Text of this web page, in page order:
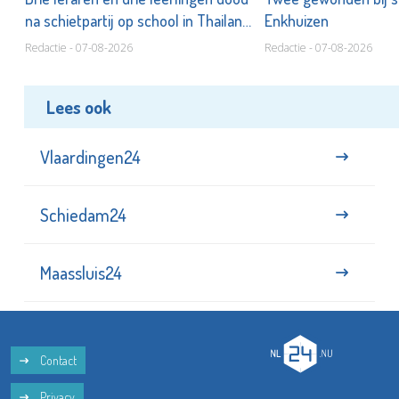
na schietpartij op school in Thailand
Redactie - 07-08-2026
Enkhuizen
Redactie - 07-08-2026
Lees ook
Vlaardingen24
Schiedam24
Maassluis24
Contact